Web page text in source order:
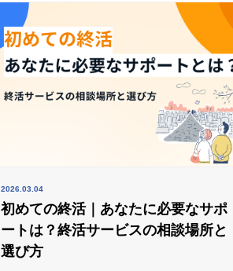
2026.03.04
初めての終活｜あなたに必要なサポ
ートは？終活サービスの相談場所と
選び方